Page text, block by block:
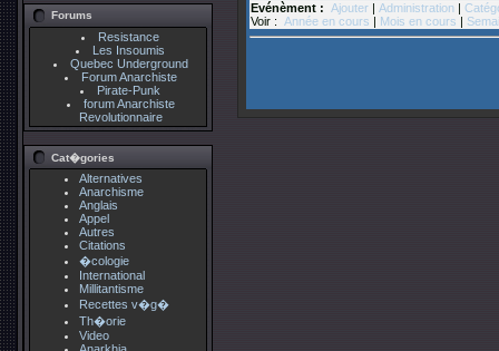
Forums
Resistance
Les Insoumis
Quebec Underground
Forum Anarchiste
Pirate-Punk
forum Anarchiste
Revolutionnaire
Cat�gories
Alternatives
Anarchisme
Anglais
Appel
Autres
Citations
�cologie
International
Millitantisme
Recettes v�g�
Th�orie
Video
Evénèment : Ajouter | Administration |
Voir : Année en cours | Mois en cours |